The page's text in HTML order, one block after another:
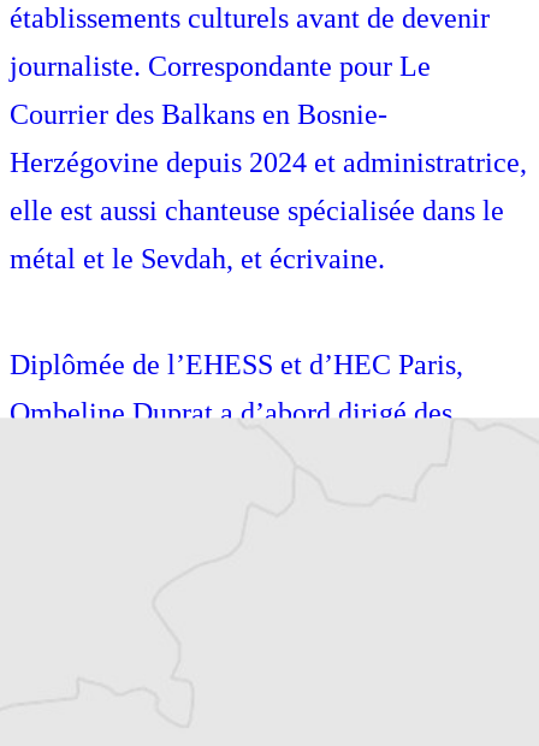
établissements culturels avant de devenir
journaliste. Correspondante pour Le
Courrier des Balkans en Bosnie-
Herzégovine depuis 2024 et administratrice,
elle est aussi chanteuse spécialisée dans le
métal et le Sevdah, et écrivaine.
Diplômée de l’EHESS et d’HEC Paris,
Ombeline Duprat a d’abord dirigé des